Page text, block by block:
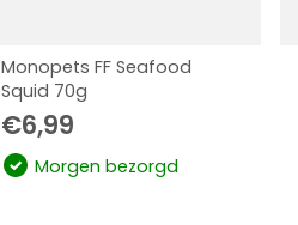
Monopets FF Seafood
Squid 70g
€6,99
Morgen bezorgd